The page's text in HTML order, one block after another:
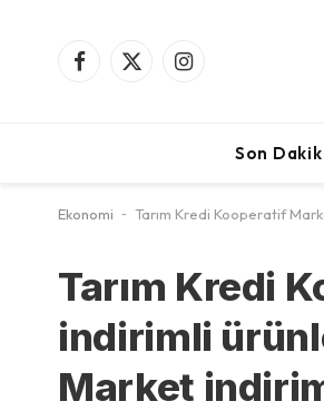
Facebook
X
Instagram
Son
Ekonomi - Tarım Kredi Kooperatif
Tarım Kredi
indirimli
Market